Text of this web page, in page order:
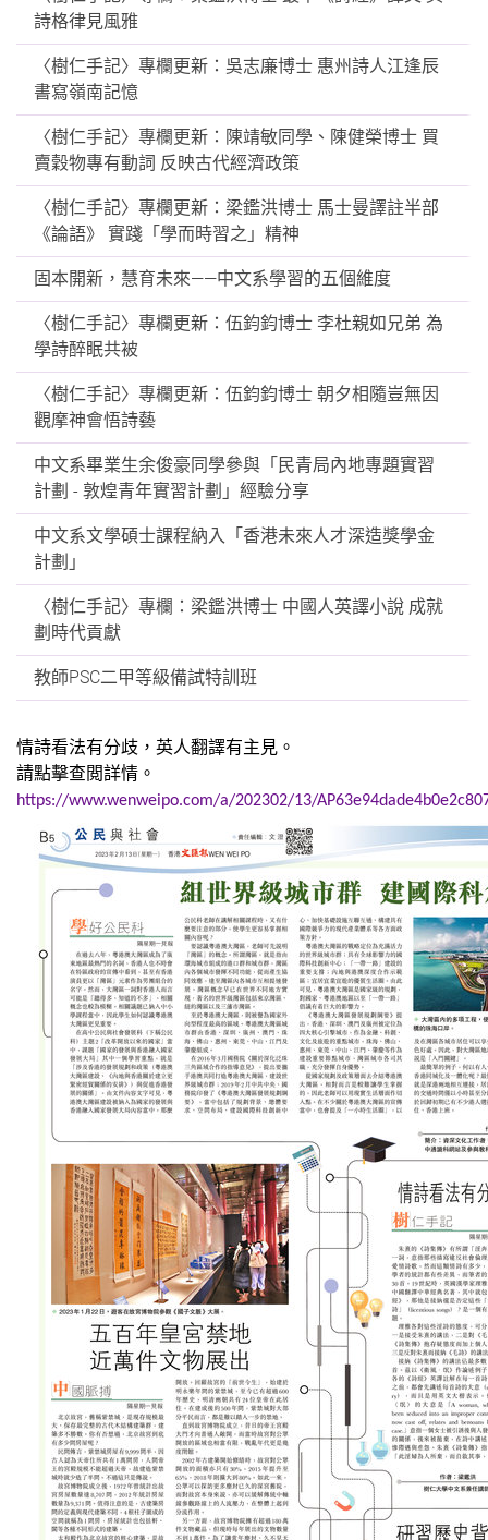
詩格律見風雅
〈樹仁手記〉專欄更新：吳志廉博士 惠州詩人江逢辰
書寫嶺南記憶
〈樹仁手記〉專欄更新：陳靖敏同學、陳健榮博士 買
賣穀物專有動詞 反映古代經濟政策
〈樹仁手記〉專欄更新：梁鑑洪博士 馬士曼譯註半部
《論語》 實踐「學而時習之」精神
固本開新，慧育未來——中文系學習的五個維度
〈樹仁手記〉專欄更新：伍鈞鈞博士 李杜親如兄弟 為
學詩醉眠共被
〈樹仁手記〉專欄更新：伍鈞鈞博士 朝夕相隨豈無因
觀摩神會悟詩藝
中文系畢業生余俊豪同學參與「民青局內地專題實習
計劃 - 敦煌青年實習計劃」經驗分享
中文系文學碩士課程納入「香港未來人才深造獎學金
計劃」
〈樹仁手記〉專欄：梁鑑洪博士 中國人英譯小說 成就
劃時代貢獻
教師PSC二甲等級備試特訓班
情詩看法有分歧，英人翻譯有主見。
請點擊查閲詳情。
https://www.wenweipo.com/a/202302/13/